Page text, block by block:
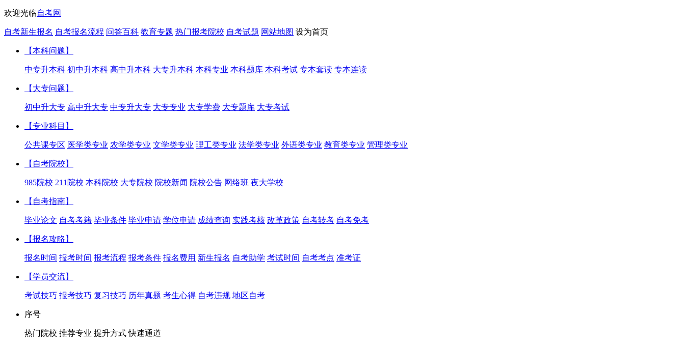
欢迎光临自考网
自考新生报名 自考报名流程 问答百科 教育专题 热门报考院校 自考试题 网站地图 设为首页
【本科问题】
中专升本科 初中升本科 高中升本科 大专升本科 本科专业 本科题库 本科考试 专本套读 专本连读
【大专问题】
初中升大专 高中升大专 中专升大专 大专专业 大专学费 大专题库 大专考试
【专业科目】
公共课专区 医学类专业 农学类专业 文学类专业 理工类专业 法学类专业 外语类专业 教育类专业 管理类专业
【自考院校】
985院校 211院校 本科院校 大专院校 院校新闻 院校公告 网络班 夜大学校
【自考指南】
毕业论文 自考考籍 毕业条件 毕业申请 学位申请 成绩查询 实践考核 改革政策 自考转考 自考免考
【报名攻略】
报名时间 报考时间 报考流程 报考条件 报名费用 新生报名 自考助学 考试时间 自考考点 准考证
【学员交流】
考试技巧 报考技巧 复习技巧 历年真题 考生心得 自考违规 地区自考
序号
热门院校 推荐专业 提升方式 快速通道